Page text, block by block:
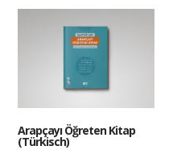
Arapçayı Öğreten Kitap
(Türkisch)